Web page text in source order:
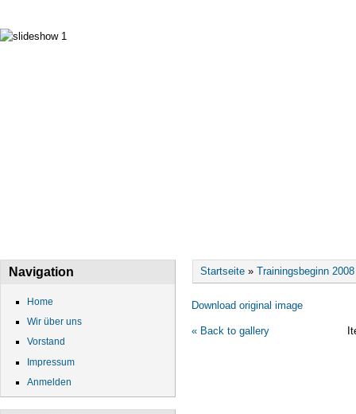
Navigation
Home
Wir über uns
Vorstand
Impressum
Anmelden
Sie sind hier
Startseite »Trainingsbeginn 2008
Download original image
« Back to gallery